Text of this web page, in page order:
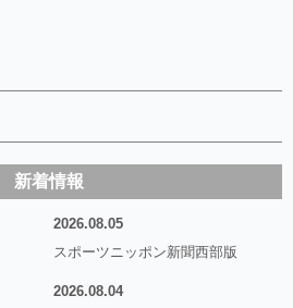
新着情報
2026.08.05
スポーツニッポン新聞西部版
2026.08.04